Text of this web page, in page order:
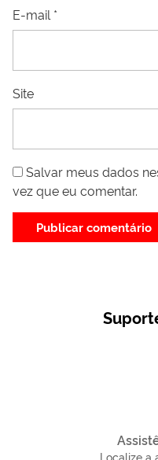
E-mail *
Site
Salvar meus dados
vez que eu comentar.
Localize a